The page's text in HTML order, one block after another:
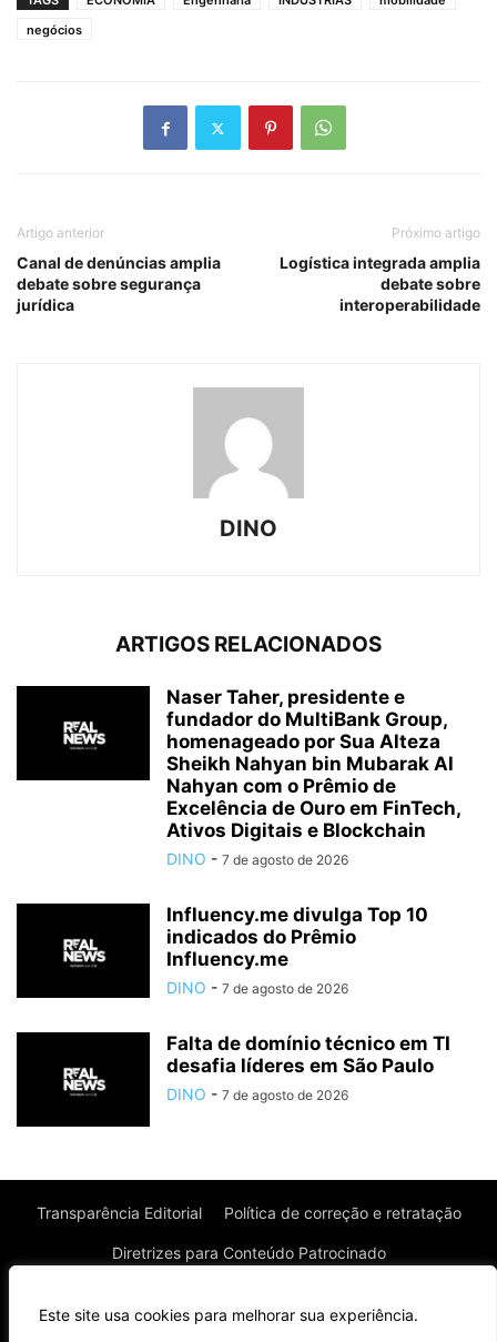
Este site usa cookies para melhorar sua experiência.
negócios
Artigo anterior
Canal de denúncias amplia
debate sobre segurança
jurídica
Próximo artigo
Logística integrada amplia
debate sobre
interoperabilidade
DINO
ARTIGOS RELACIONADOS
Naser Taher, presidente e
fundador do MultiBank Group,
homenageado por Sua Alteza
Sheikh Nahyan bin Mubarak Al
Nahyan com o Prêmio de
Excelência de Ouro em FinTech,
Ativos Digitais e Blockchain
DINO - 7 de agosto de 2026
Influency.me divulga Top 10
indicados do Prêmio
Influency.me
DINO - 7 de agosto de 2026
Falta de domínio técnico em TI
desafia líderes em São Paulo
DINO - 7 de agosto de 2026
Transparência Editorial Política de correção e retratação
Diretrizes para Conteúdo Patrocinado